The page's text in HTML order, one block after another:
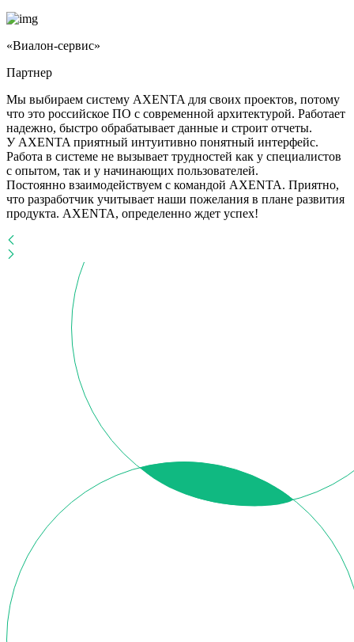
«Виалон-сервис»
Партнер
Мы выбираем систему AXENTA для своих проектов, потому
что это российское ПО с современной архитектурой. Работает
надежно, быстро обрабатывает данные и строит отчеты.
У AXENTA приятный интуитивно понятный интерфейс.
Работа в системе не вызывает трудностей как у специалистов
с опытом, так и у начинающих пользователей.
Постоянно взаимодействуем с командой AXENTA. Приятно,
что разработчик учитывает наши пожелания в плане развития
продукта. AXENTA, определенно ждет успех!